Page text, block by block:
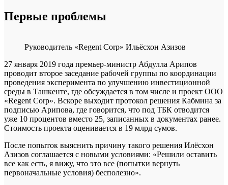
Первые проблемы
Руководитель «Regent Corp» Ильёсхон Азизов
27 января 2019 года премьер-министр Абдулла Арипов
проводит второе заседание рабочей группы по координации
проведения эксперимента по улучшению инвестиционной
среды в Ташкенте, где обсуждается в том числе и проект ООО
«Regent Corp». Вскоре выходит протокол решения Кабмина за
подписью Арипова, где говорится, что под ТБК отводится
уже 10 процентов вместо 25, записанных в документах ранее.
Стоимость проекта оценивается в 19 млрд сумов.
После попыток выяснить причину такого решения Илёсхон
Азизов соглашается с новыми условиями: «Решили оставить
все как есть, я вижу, что это все (попытки вернуть
первоначальные условия) бесполезно».